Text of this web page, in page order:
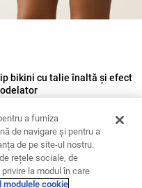
bikini cu talie înaltă și efect
Slipuri
Cu talie
înaltă
a furniza
de navigare și pentru a
de pe site-ul nostru.
rețele sociale, de
la modul în care
modulele cookie